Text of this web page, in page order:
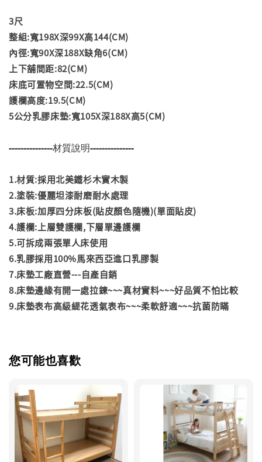
3尺
整組:寬198X深99X高144(CM)
內徑:寬90X深188X缺角6(CM)
上下舖間距:82(CM)
床底可置物空間:22.5(CM)
護欄高度:19.5(CM)
5公分乳膠床墊:寬105X深188X高5(CM)
---------------材質說明---------------
1.材質:採用北美鐵杉木實木製
2.塗裝:優麗坦漆耐磨耐水處理
3.床板:加厚四分床板(貼皮顏色隨機)(單面貼皮)
4.護欄:上層雙護欄,下層單邊護欄
5.可拆成兩張單人床使用
6.乳膠採用100%馬來西亞進口乳膠製
7.床墊工廠直營---自產自銷
8.床墊邊緣有開一處拉鍊~~~真材實料~~~好品質不怕比較
9.床墊表布高級緹花透氣表布~~~柔軟舒適~~~抗菌防瞞
您可能也喜歡